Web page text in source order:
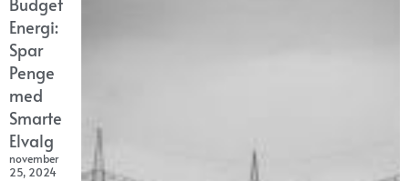
Energi:
Spar
Penge
med
Smarte
Elvalg
november
25, 2024